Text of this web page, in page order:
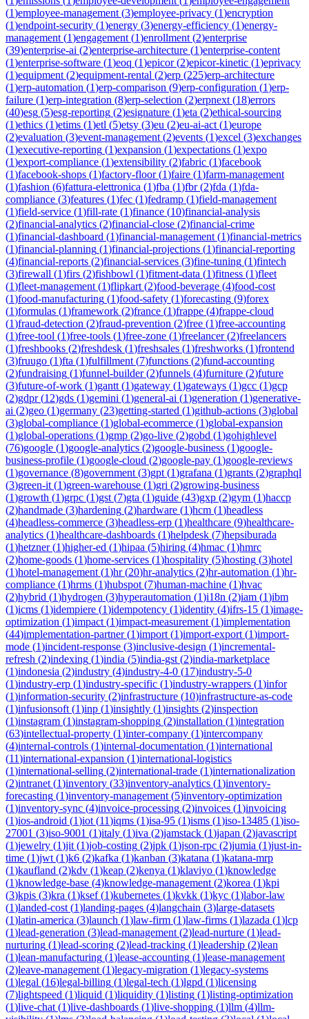
(1)employee-management (3)employee-privacy (1)encryption
(1)endpoint-security (1)energy (3)energy-efficiency (1)energy-
management (1)engagement (1)enrollment (2)enterprise
(39)enterprise-ai (2)enterprise-architecture (1)enterprise-content
(1)enterprise-software (1)eoq (1)epicor(2)epicor-kinetic (1)eprivacy
(1)equipment (2)equipment-rental (2)erp (225)erp-architecture
(1)erp-automation (1)erp-comparison (9)erp-configuration (1)erp-
failure (1)erp-integration (8)erp-selection (2)erpnext (18)errors
(40)esg (5)esg-reporting (2)esignature (1)eta (2)ethical-sourcing
(1)ethics (1)etims (1)etl (5)etsy (3)eu (2)eu-ai-act (1)europe
(2)evaluation (3)event-management (2)events (1)excel (3)exchanges
(1)executive-reporting (1)expansion (1)expectations (1)expo
(1)export-compliance (1)extensibility (2)fabric (1)facebook
(1)facebook-shops (1)factory-floor(1)faire (1)farm-management
(1)fashion (6)fattura-elettronica (1)fba (1)fbr(2)fda (1)fda-
compliance (3)features (1)fec (1)fedramp (1)field-management
(1)field-service (1)fill-rate (1)finance (10)financial-analysis
(2)financial-analytics (2)financial-close (2)financial-crime
(1)financial-dashboard (1)financial-management (1)financial-metrics
(1)financial-planning (1)financial-projections (1)financial-reporting
(4)financial-reports (2)financial-services (3)fine-tuning (1)fintech
(3)firewall (1)firs (2)fishbowl (1)fitment-data (1)fitness (1)fleet
(1)fleet-management (1)flipkart (2)food-beverage (4)food-cost
(1)food-manufacturing (1)food-safety (1)forecasting (9)forex
(1)formulas (1)framework (2)france (1)frappe (4)frappe-cloud
(1)fraud-detection (2)fraud-prevention (2)free (1)free-accounting
(1)free-tool (1)free-tools (1)free-zone (1)freelancer(2)freelancers
(1)freshbooks (2)freshdesk (1)freshsales (1)freshworks (1)frontend
(3)fruugo (1)fta (1)fulfillment (7)functions (2)fund-accounting
(2)fundraising (1)funnel-builder(2)funnels (4)furniture (2)future
(3)future-of-work (1)gantt (1)gateway (1)gateways (1)gcc (1)gcp
(2)gdpr(12)gds (1)gemini (1)general-ai (1)generation (1)generative-
ai (2)geo (1)germany (23)getting-started (1)github-actions (3)global
(3)global-compliance (1)global-ecommerce (1)global-expansion
(1)global-operations (1)gmp (2)go-live (2)gobd (1)gohighlevel
(76)google (1)google-analytics (2)google-business (1)google-
business-profile (1)google-cloud (2)google-pay (1)google-reviews
(1)governance (8)government (3)gpt (1)grafana (1)grants (2)graphql
(3)green-it (1)green-warehouse (1)gri (2)growing-business
(1)growth (1)grpc (1)gst (7)gta (1)guide (43)gxp (2)gym (1)haccp
(2)handmade (3)hardening (2)hardware (1)hcm (1)headless
(4)headless-commerce (3)headless-erp (1)healthcare (9)healthcare-
analytics (1)healthcare-dashboards (1)helpdesk (7)hepsiburada
(1)hetzner(1)higher-ed (1)hipaa (5)hiring (4)hmac (1)hmrc
(2)home-goods (1)home-services (1)hospitality (5)hosting (3)hotel
(1)hotel-management (1)hr(20)hr-analytics (2)hr-automation (1)hr-
compliance (1)hrms (1)hubspot (7)human-machine (1)hvac
(2)hybrid (1)hydrogen (3)hyperautomation (1)i18n (2)iam (1)ibm
(1)icms (1)idempiere (1)idempotency (1)identity (4)ifrs-15 (1)image-
optimization (1)impact (1)impact-measurement (1)implementation
(44)implementation-partner(1)import (1)import-export (1)import-
mode (1)incident-response (3)inclusive-design (1)incremental-
refresh (2)indexing (1)india (5)india-gst (2)india-marketplace
(1)indonesia (2)industry (4)industry-4-0 (17)industry-5-0
(1)industry-erp (1)industry-specific (1)industry-wrappers (1)infor
(1)information-security (2)infrastructure (10)infrastructure-as-code
(1)infusionsoft (1)inp (1)insightly (1)insights (2)inspection
(1)instagram (1)instagram-shopping (2)installation (1)integration
(63)intellectual-property (1)inter-company (1)intercompany
(4)internal-controls (1)internal-documentation (1)international
(11)international-expansion (1)international-logistics
(1)international-selling (2)international-trade (1)internationalization
(2)intranet (1)inventory (33)inventory-analytics (1)inventory-
forecasting (1)inventory-management (5)inventory-optimization
(1)inventory-sync (4)invoice-processing (2)invoices (1)invoicing
(1)ios-android (1)iot (11)iqms (1)isa-95 (1)isms (1)iso-13485 (1)iso-
27001 (3)iso-9001 (1)italy (1)iva (2)jamstack (1)japan (2)javascript
(1)jewelry (1)jit (1)job-costing (2)jpk (1)json-rpc (2)jumia (1)just-in-
time (1)jwt (1)k6 (2)kafka (1)kanban (3)katana (1)katana-mrp
(1)kaufland (2)kdv (1)keap (2)kenya (1)klaviyo (1)knowledge
(1)knowledge-base (4)knowledge-management (2)korea (1)kpi
(3)kpis (3)kra (1)ksef(1)kubernetes (1)kvkk (1)kyc (1)labor-law
(1)landed-cost (1)landing-pages (4)langchain (3)large-datasets
(1)latin-america (3)launch (1)law-firm (1)law-firms (1)lazada (1)lcp
(1)lead-generation (3)lead-management (2)lead-nurture (1)lead-
nurturing (1)lead-scoring (2)lead-tracking (1)leadership (2)lean
(1)lean-manufacturing (1)lease-accounting (1)lease-management
(2)leave-management (1)legacy-migration (1)legacy-systems
(1)legal (16)legal-billing (1)legal-tech (1)lgpd (1)licensing
(7)lightspeed (1)liquid (1)liquidity (1)listing (1)listing-optimization
(1)live-chat (1)live-dashboards (1)live-shopping (1)llm (4)llm-